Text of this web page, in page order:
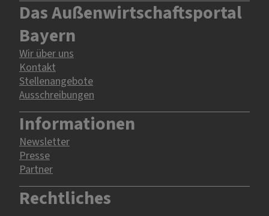
Das Außenwirtschaftsportal
Bayern
Wir über uns
Kontakt
Stellenangebote
Ausschreibungen
Informationen
Newsletter
Presse
Partner
Rechtliches